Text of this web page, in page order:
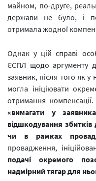
майном, по-друге,
держави не було, і
отримала жодної
Однак у цій справі
ЄСПЛ щодо аргументу
заявник, після того як
могла ініціювати
отримання
«вимагати у
відшкодування
чи в рамках
провадження,
подачі окремого
надмірний тягар для